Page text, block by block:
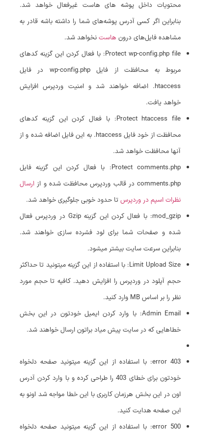
محتویات داخل پوشه های هاست غیرفعال خواهد شد.
بنابراین اگر کسی آدرس پوشه‌های شما را داشته باشه قادر به
مشاهده فایل‌های درون هاست نخواهد شد.
Protect wp-config.php file: با فعال کردن این گزینه کدهای
مربوط به محافظت از فایل wp-config.php در فایل
htaccess. اضافه خواهند شد و امنیت وردپرس افزایش
خواهد یافت.
Protect htaccess file: با فعال کردن این گزینه کدهای
محافظت از خود فایل htaccess. به این فایل اضافه شده و از
آنها محافظت خواهد شد.
Protect comments.php: با فعال کردن این گزینه فایل
comments.php در قالب وردپرس محافظت شده و از
ارسال
نظرات اسپم در وردپرس تا حدود خوبی جلوگیری خواهد شد.
mod_gzip: با فعال کردن این گزینه Gzip در وردپرس فعال
شده و صفحات شما برای لود فشرده سازی خواهند شد.
بنابراین سرعت سایت بیشتر میشود.
Limit Upload Size: با استفاده از این گزینه میتونید تا حداکثر
حجم آپلود در وردپرس را افزایش دهید. کافیه تا حجم مورد
نظر را بر اساس MB وارد کنید.
Admin Email: با وارد کردن ایمیل خودتون در این بخش
خطاهایی که در سایت پیش میاد براتون ارسال خواهند شد.
403 error: با استفاده از این گزینه میتونید صفحه دلخواه
خودتون برای خطای 403 را طراحی کرده و با وارد کردن آدرس
اون در این بخش هرزمان کاربری با این خطا مواجه شد اونو به
این صفحه هدایت کنید.
500 error: با استفاده از این گزینه میتونید صفحه دلخواه